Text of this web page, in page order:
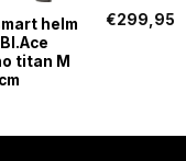
helm
titan M
€299,95